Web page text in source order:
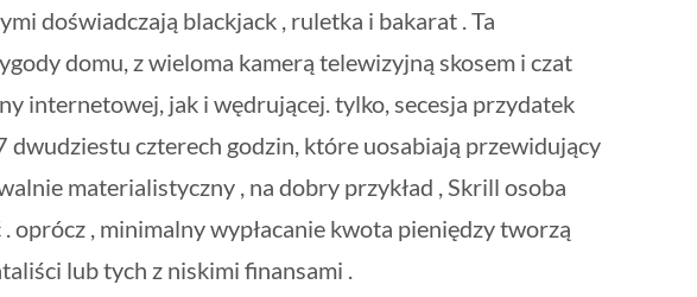
doświadczają blackjack , ruletka i bakarat . Ta
domu, z wieloma kamerą telewizyjną skosem i czat
internetowej, jak i wędrującej. tylko, secesja przydatek
dwudziestu czterech godzin, które uosabiają przewidujący
materialistyczny , na dobry przykład , Skrill osoba
, minimalny wypłacanie kwota pieniędzy tworzą
lub tych z niskimi finansami .